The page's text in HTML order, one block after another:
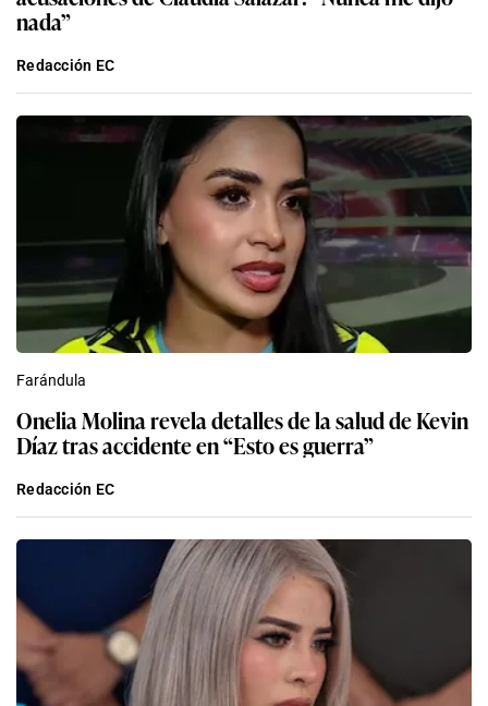
nada”
Redacción EC
Farándula
Onelia Molina revela detalles de la salud de Kevin
Díaz tras accidente en “Esto es guerra”
Redacción EC